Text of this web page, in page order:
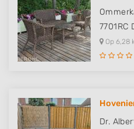
7701RC
Op 6,28
Dr.